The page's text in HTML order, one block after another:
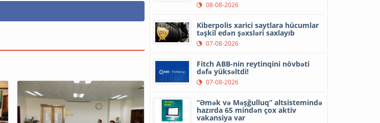
08-08-2026
Kiberpolis xarici saytlara hücumlar
təşkil edən şəxsləri saxlayıb
07-08-2026
Fitch ABB-nin reytinqini növbəti
dəfə yüksəltdi!
07-08-2026
“Əmək və Məşğulluq” altsistemində
hazırda 65 mindən çox aktiv
vakansiya var